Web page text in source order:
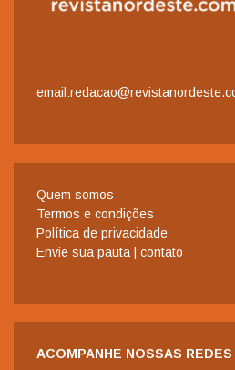
Quem somos
Termos e condições
Política de privacidade
Envie sua pauta | contato
ACOMPANHE NOSSAS REDES